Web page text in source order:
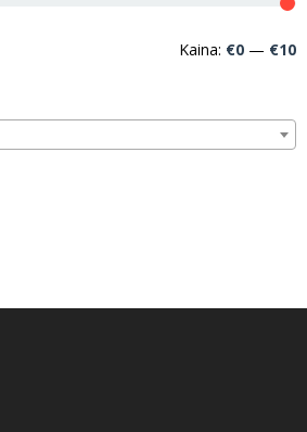
Kaina: €0 — €10